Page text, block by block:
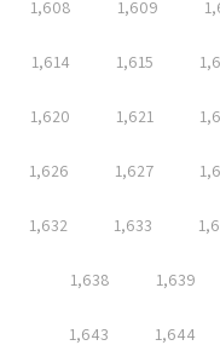
1,608 1,609
1,614 1,615
1,620 1,621
1,626 1,627
1,632 1,633
1,638 1,639
1,643 1,644